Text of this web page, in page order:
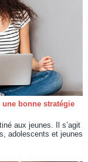
bonne stratégie
aux jeunes. Il s’agit
adolescents et jeunes